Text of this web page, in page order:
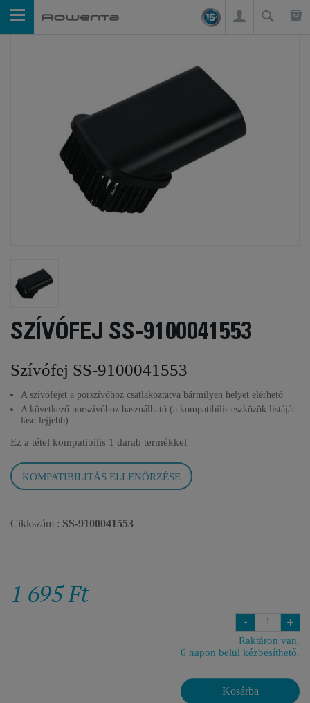
SZÍVÓFEJ SS-9100041553
Szívófej SS-9100041553
A szívófejet a porszívóhoz csatlakoztatva bármilyen helyet elérhető
A következő porszívóhoz használható (a kompatibilis eszközök listáját
lásd lejjebb)
Ez a tétel kompatibilis 1 darab termékkel
KOMPATIBILITÁS ELLENŐRZÉSE
Cikkszám : SS-9100041553
1 695 Ft
- +
Raktáron van.
6 napon belül kézbesíthető.
Kosárba